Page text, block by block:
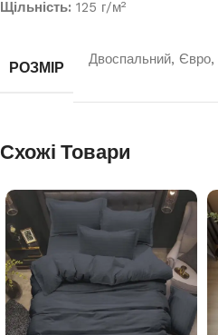
Щільність: 125 г/м²
РОЗМІР
Двоспальний, Євро,
Схожі Товари